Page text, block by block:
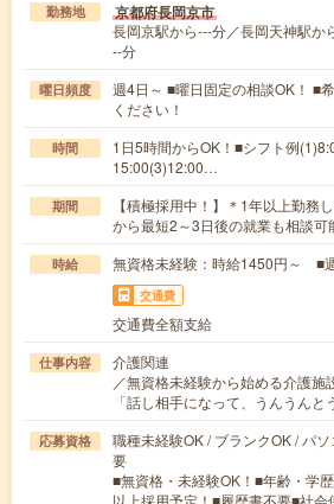
勤務地 京都府長岡京市
長岡京駅から---分／長岡天神駅か
--分
曜日頻度
週4日～ ■曜日固定の相談OK！ ■
ください！
時間
1日5時間からOK！■シフト例
15:00(3)12:00…
期間
【積極採用中！】＊1年以上勤務
から最短2～3日後の就業も相談可
時給 無資格未経験：時給1450円～ ■
交通費
交通費全額支給
仕事内容
介護関連
／無資格未経験から始める介護施
「話し相手になって、うんうん
応募資格
職種未経験OK / ブランクOK / パ
要
■無資格・未経験OK！■年齢・学